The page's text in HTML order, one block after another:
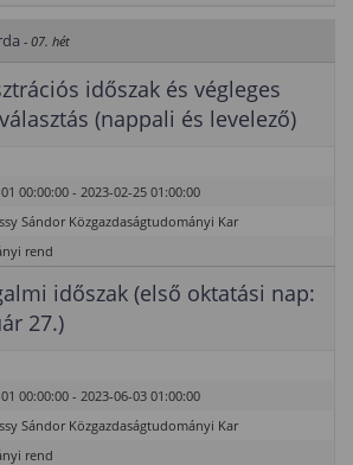
- 07. hét
időszak és végleges
(nappali és levelező)
00:00:00 - 2023-02-25 01:00:00
Sándor Közgazdaságtudományi Kar
rend
időszak (első oktatási nap:
27.)
00:00:00 - 2023-06-03 01:00:00
Sándor Közgazdaságtudományi Kar
rend